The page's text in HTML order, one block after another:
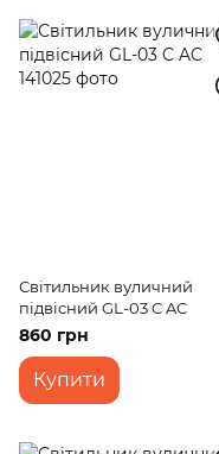
Світильник вуличний
підвісний GL-03 C AC
860 грн
Купити